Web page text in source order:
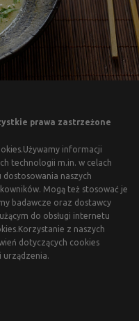
prawa zastrzeżone
informacji
technologii m.in. w celach
naszych
Mogą też stosować je
badawcze oraz dostawcy
do obsługi internetu
z naszych
dotyczących cookies
urządzenia.